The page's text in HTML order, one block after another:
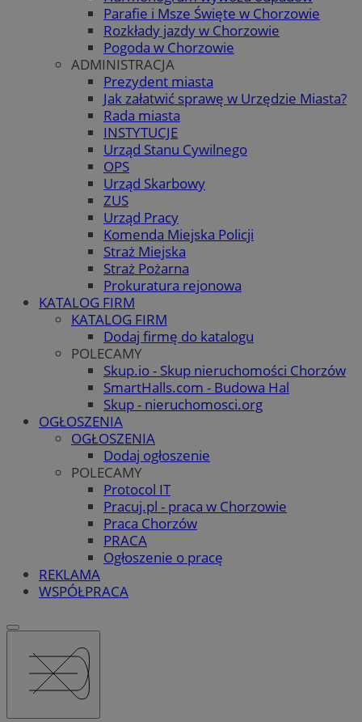
Parafie i Msze Święte w Chorzowie
Rozkłady jazdy w Chorzowie
Pogoda w Chorzowie
ADMINISTRACJA
Prezydent miasta
Jak załatwić sprawę w Urzędzie Miasta?
Rada miasta
INSTYTUCJE
Urząd Stanu Cywilnego
OPS
Urząd Skarbowy
ZUS
Urząd Pracy
Komenda Miejska Policji
Straż Miejska
Straż Pożarna
Prokuratura rejonowa
KATALOG FIRM
KATALOG FIRM
Dodaj firmę do katalogu
POLECAMY
Skup.io - Skup nieruchomości Chorzów
SmartHalls.com - Budowa Hal
Skup - nieruchomosci.org
OGŁOSZENIA
OGŁOSZENIA
Dodaj ogłoszenie
POLECAMY
Protocol IT
Pracuj.pl - praca w Chorzowie
Praca Chorzów
PRACA
Ogłoszenie o pracę
REKLAMA
WSPÓŁPRACA